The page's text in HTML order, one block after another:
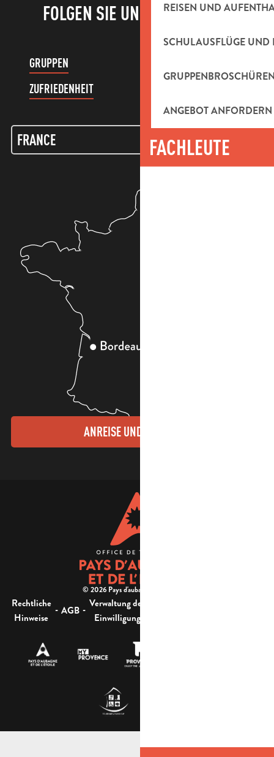
REISEN UND
SCHULAUSFLÜGE UND
ANGEBOT ANFORDERN
FACHLEUTE
FOLGEN SIE UNS!
GRUPPEN
ZUFRIEDENHEIT
ANREISE UND KONTAKTE
© 2026 Pays d'aubagne et de l'étoile -
Rechtliche
Hinweise
- AGB - Verwaltung der
Einwilligung